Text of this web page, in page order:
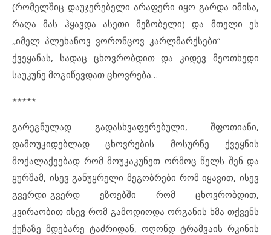
(რომელშიც დაუჯერებელი არაფერი იყო გარდა იმისა,
რაღა მას ჰყავდა ასეთი მეზობელი) და მთელი ეს
„იმელ–პლეხანოვ–ვორონცოვ–კარლმარქსები“
ქვეყანას, სადაც ცხოვრობდით და კიდევ მეოთხედი
საუკუნე მოგიწევდათ ცხოვრება…
*****
გარეგნულად გადასხვაფერებული, შფოთიანი,
დამოუკიდებლად ცხოვრების მოსურნე ქვეყნის
მოქალაქეებად რომ მოუკაკუნეთ ორმოც წელს შენ და
ყურშამ, ისევ განუყრელი მეგობრები რომ იყავით, ისევ
გვერდი-გვერდ ეზოებში რომ ცხოვრობდით,
კვირაობით ისევ რომ გამოდიოდა ორგანის ხმა თქვენს
ქუჩაზე მდებარე ტაძრიდან, ოღონდ ტრამვაის რკინის